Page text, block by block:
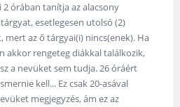
órában tanítja az alacsony
esetlegesen utolsó (2)
az ő tárgyai(i) nincs(enek). Ha
akkor rengeteg diákkal találkozik,
a nevüket sem tudja. 26 óráért
kell... Ez csak 20-asával
megjegyzés, ám ez az